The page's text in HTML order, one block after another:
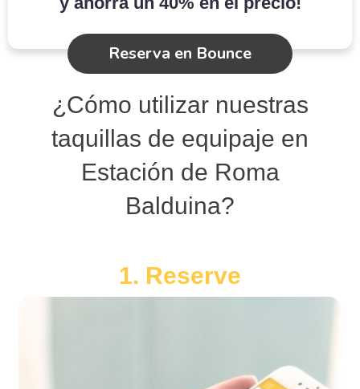
Reserva en Bounce
¿Cómo utilizar nuestras
taquillas de equipaje en
Estación de Roma
Balduina?
1. Reserve